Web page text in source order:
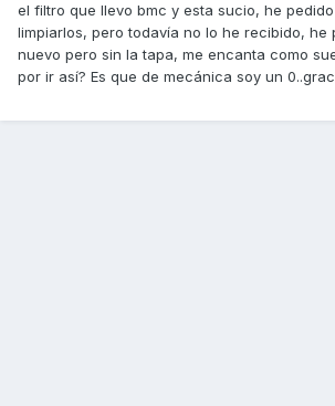
el filtro que llevo bmc y esta sucio, he
limpiarlos, pero todavía no lo he recibido, he
nuevo pero sin la tapa, me encanta como
por ir así? Es que de mecánica soy un